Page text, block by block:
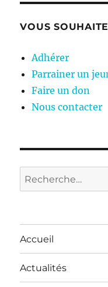
VOUS
Adhérer
Parrainer un
Faire un don
Nous contacter
Recherche
pour :
Accueil
Actualités